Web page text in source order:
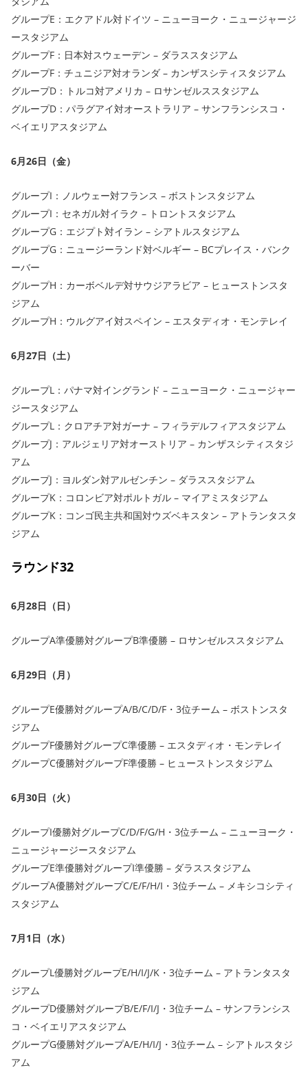
グループE：エクアドル対ドイツ – ニューヨーク・ニュージャージ
ースタジアム
グループF：日本対スウェーデン – ダラススタジアム
グループF：チュニジア対オランダ – カンザスシティスタジアム
グループD：トルコ対アメリカ – ロサンゼルススタジアム
グループD：パラグアイ対オーストラリア – サンフランシスコ・
ベイエリアスタジアム
6月26日（金）
グループI：ノルウェー対フランス – ボストンスタジアム
グループI：セネガル対イラク – トロントスタジアム
グループG：エジプト対イラン – シアトルスタジアム
グループG：ニュージーランド対ベルギー – BCプレイス・バンク
ーバー
グループH：カーボベルデ対サウジアラビア – ヒューストンスタ
ジアム
グループH：ウルグアイ対スペイン – エスタディオ・モンテレイ
6月27日（土）
グループL：パナマ対イングランド – ニューヨーク・ニュージャー
ジースタジアム
グループL：クロアチア対ガーナ – フィラデルフィアスタジアム
グループJ：アルジェリア対オーストリア – カンザスシティスタジ
アム
グループJ：ヨルダン対アルゼンチン – ダラススタジアム
グループK：コロンビア対ポルトガル – マイアミスタジアム
グループK：コンゴ民主共和国対ウズベキスタン – アトランタスタ
ジアム
ラウンド32
6月28日（日）
グループA準優勝対グループB準優勝 – ロサンゼルススタジアム
6月29日（月）
グループE優勝対グループA/B/C/D/F・3位チーム – ボストンスタ
ジアム
グループF優勝対グループC準優勝 – エスタディオ・モンテレイ
グループC優勝対グループF準優勝 – ヒューストンスタジアム
6月30日（火）
グループI優勝対グループC/D/F/G/H・3位チーム – ニューヨーク・
ニュージャージースタジアム
グループE準優勝対グループI準優勝 – ダラススタジアム
グループA優勝対グループC/E/F/H/I・3位チーム – メキシコシティ
スタジアム
7月1日（水）
グループL優勝対グループE/H/I/J/K・3位チーム – アトランタスタ
ジアム
グループD優勝対グループB/E/F/I/J・3位チーム – サンフランシス
コ・ベイエリアスタジアム
グループG優勝対グループA/E/H/I/J・3位チーム – シアトルスタジ
アム